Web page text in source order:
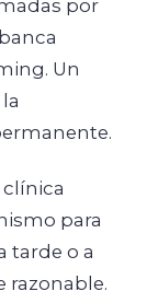
por
Un
para
tarde o a
razonable.